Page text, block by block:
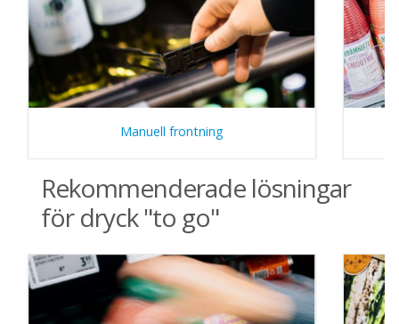
Manuell frontning
Rekommenderade lösningar
för dryck "to go"